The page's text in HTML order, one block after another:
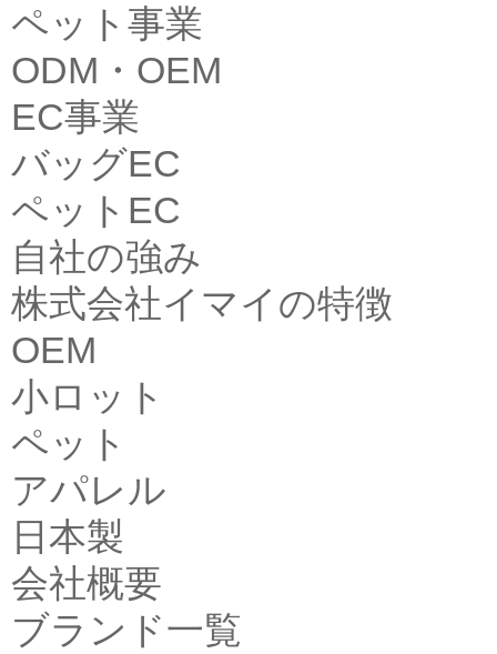
ペット事業
ODM・OEM
EC事業
バッグEC
ペットEC
自社の強み
株式会社イマイの特徴
OEM
小ロット
ペット
アパレル
日本製
会社概要
ブランド一覧